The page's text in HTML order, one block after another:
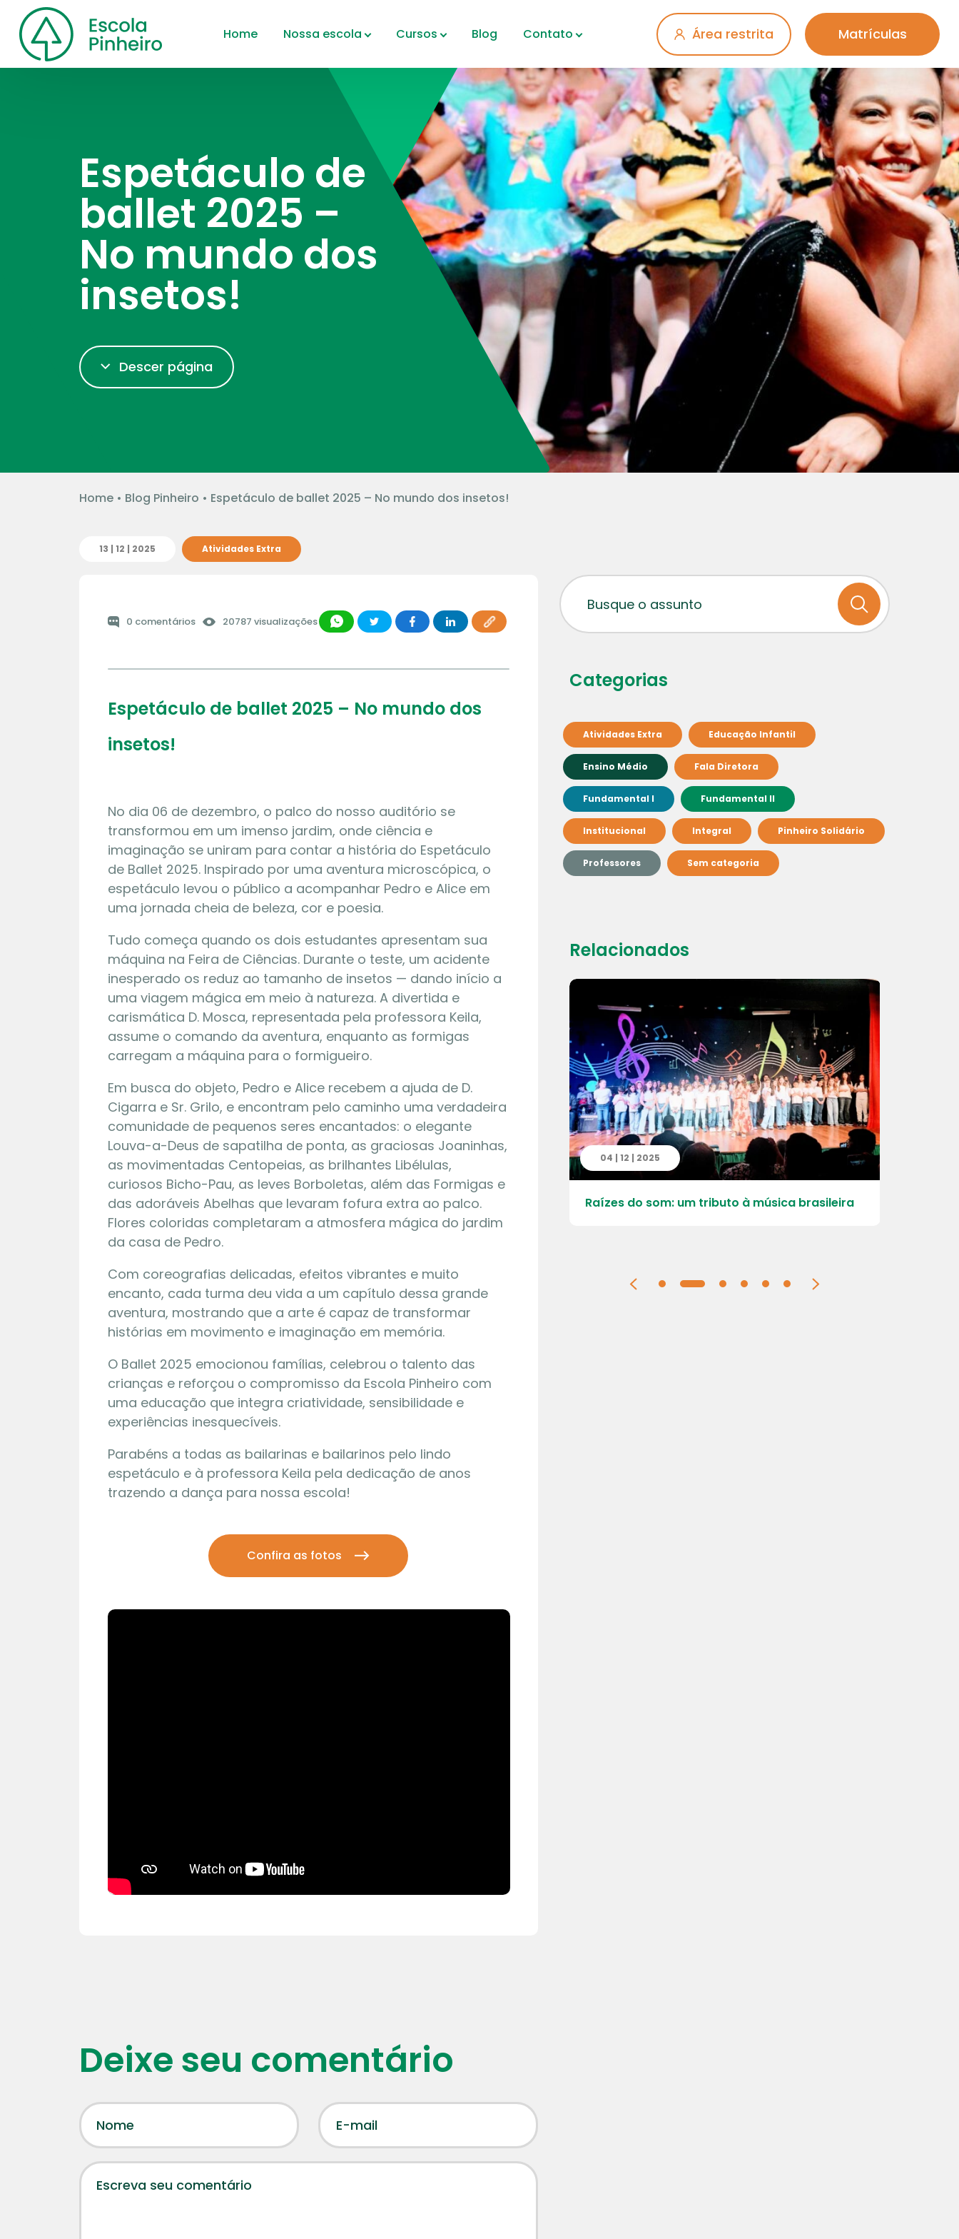
Home Nossa escola Cursos Blog Contato Área restrita Matrículas
Espetáculo de
ballet 2025 –
No mundo dos
insetos!
Descer página
Home• Blog Pinheiro • Espetáculo de ballet 2025 – No mundo dos insetos!
13 | 12 | 2025 Atividades Extra
0 comentários 20787 visualizações
Espetáculo de ballet 2025 – No mundo dos
insetos!
No dia 06 de dezembro, o palco do nosso auditório se
transformou em um imenso jardim, onde ciência e
imaginação se uniram para contar a história do Espetáculo
de Ballet 2025. Inspirado por uma aventura microscópica, o
espetáculo levou o público a acompanhar Pedro e Alice em
uma jornada cheia de beleza, cor e poesia.
Tudo começa quando os dois estudantes apresentam sua
máquina na Feira de Ciências. Durante o teste, um acidente
inesperado os reduz ao tamanho de insetos — dando início a
uma viagem mágica em meio à natureza. A divertida e
carismática D. Mosca, representada pela professora Keila,
assume o comando da aventura, enquanto as formigas
carregam a máquina para o formigueiro.
Em busca do objeto, Pedro e Alice recebem a ajuda de D.
Cigarra e Sr. Grilo, e encontram pelo caminho uma verdadeira
comunidade de pequenos seres encantados: o elegante
Louva-a-Deus de sapatilha de ponta, as graciosas Joaninhas,
as movimentadas Centopeias, as brilhantes Libélulas,
curiosos Bicho-Pau, as leves Borboletas, além das Formigas e
das adoráveis Abelhas que levaram fofura extra ao palco.
Flores coloridas completaram a atmosfera mágica do jardim
da casa de Pedro.
Com coreografias delicadas, efeitos vibrantes e muito
encanto, cada turma deu vida a um capítulo dessa grande
aventura, mostrando que a arte é capaz de transformar
histórias em movimento e imaginação em memória.
O Ballet 2025 emocionou famílias, celebrou o talento das
crianças e reforçou o compromisso da Escola Pinheiro com
uma educação que integra criatividade, sensibilidade e
experiências inesquecíveis.
Parabéns a todas as bailarinas e bailarinos pelo lindo
espetáculo e à professora Keila pela dedicação de anos
trazendo a dança para nossa escola!
Confira as fotos
Deixe seu comentário
Categorias
Atividades Extra Educação Infantil
Ensino Médio Fala Diretora
Fundamental I Fundamental II
Institucional Integral Pinheiro Solidário
Professores Sem categoria
Relacionados
08 | 12 | 2025
9º ano em: “O Mistério de Feiurinha”
04 | 12 | 2025
Raízes do som: um tributo à música brasileira